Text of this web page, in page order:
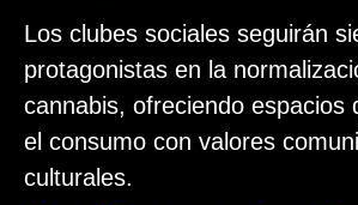
Los clubes sociales seguirán
protagonistas en la
cannabis, ofreciendo espacios
el consumo con valores
culturales.